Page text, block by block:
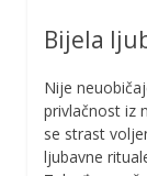
Bijela
Nije
privlačnost iz
se strast
ljubavne